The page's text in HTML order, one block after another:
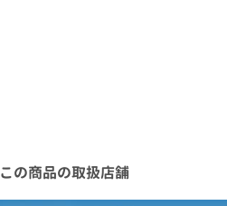
この商品の取扱店舗